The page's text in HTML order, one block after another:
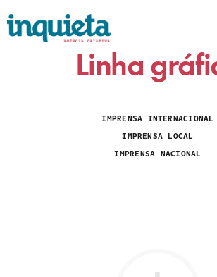
Linha
IMPRENSA INTERNACIONAL
IMPRENSA LOCAL
IMPRENSA NACIONAL